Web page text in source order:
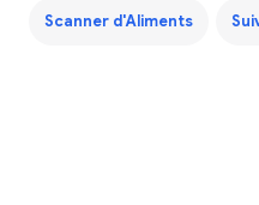
Scanner d'Aliments